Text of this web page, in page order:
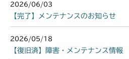
2026/06/03
【完了】メンテナンスのお知らせ
2026/05/18
【復旧済】障害・メンテナンス情報